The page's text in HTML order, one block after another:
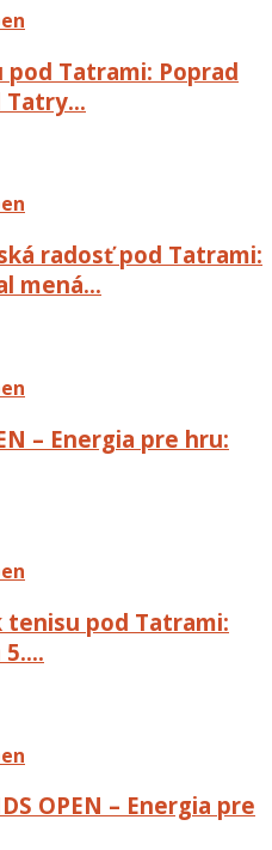
Tatrami: Poprad
Tatry…
radosť pod Tatrami:
mená…
– Energia pre hru:
tenisu pod Tatrami:
5….
OPEN – Energia pre